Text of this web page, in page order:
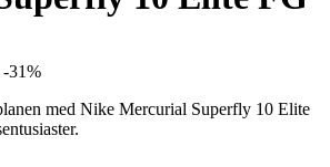
-31%
med Nike Mercurial Superfly 10 Elite